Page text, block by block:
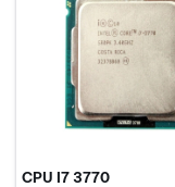
CPU I7 3770